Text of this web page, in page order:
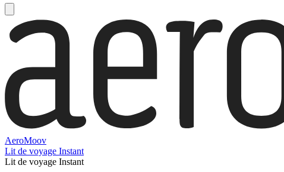
AeroMoov
Lit de voyage Instant
Lit de voyage Instant